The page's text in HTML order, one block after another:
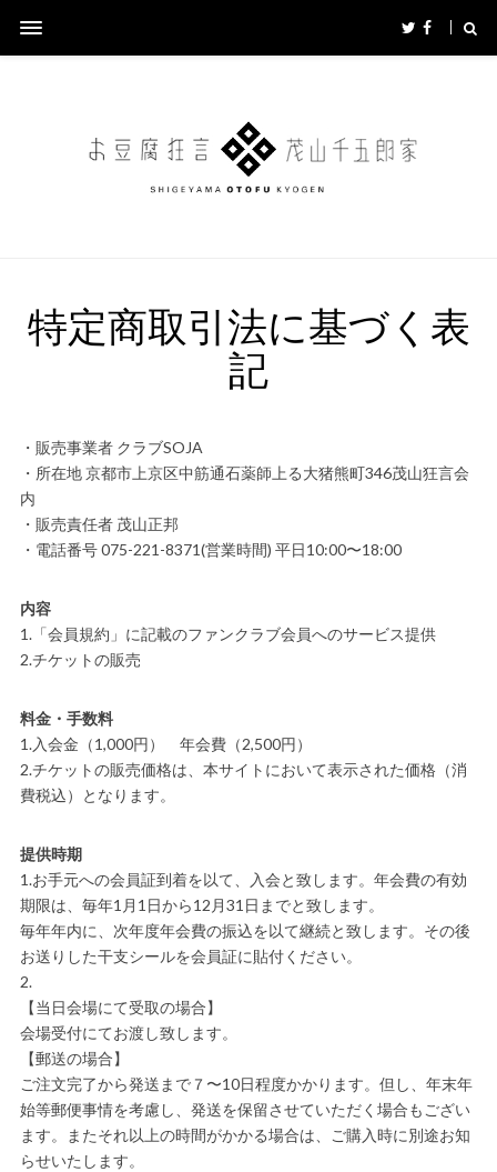
特定商取引法に基づく表
記
・販売事業者 クラブSOJA
・所在地 京都市上京区中筋通石薬師上る大猪熊町346茂山狂言会
内
・販売責任者 茂山正邦
・電話番号 075-221-8371(営業時間) 平日10:00〜18:00
内容
1.「会員規約」に記載のファンクラブ会員へのサービス提供
2.チケットの販売
料金・手数料
1.入会金（1,000円） 年会費（2,500円）
2.チケットの販売価格は、本サイトにおいて表示された価格（消
費税込）となります。
提供時期
1.お手元への会員証到着を以て、入会と致します。年会費の有効
期限は、毎年1月1日から12月31日までと致します。
毎年年内に、次年度年会費の振込を以て継続と致します。その後
お送りした干支シールを会員証に貼付ください。
2.
【当日会場にて受取の場合】
会場受付にてお渡し致します。
【郵送の場合】
ご注文完了から発送まで７〜10日程度かかります。但し、年末年
始等郵便事情を考慮し、発送を保留させていただく場合もござい
ます。またそれ以上の時間がかかる場合は、ご購入時に別途お知
らせいたします。